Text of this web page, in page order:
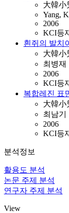
大韓小
Yang,
2006
KCI등
흰쥐의 발치
大韓小
최병재
2006
KCI등
복합레진 표
大韓小
최남기
2006
KCI등
분석정보
활용도 분석
논문 주제 분석
연구자 주제 분석
View